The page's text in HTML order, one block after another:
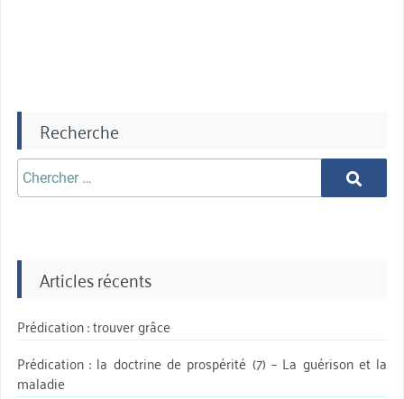
Recherche
Chercher
aprè:
Chercher
Articles récents
Prédication : trouver grâce
Prédication : la doctrine de prospérité (7) – La guérison et la
maladie